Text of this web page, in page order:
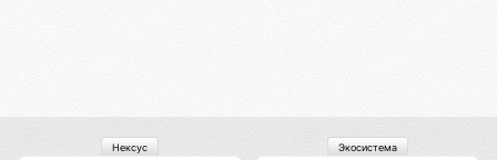
Нексус Экосистема